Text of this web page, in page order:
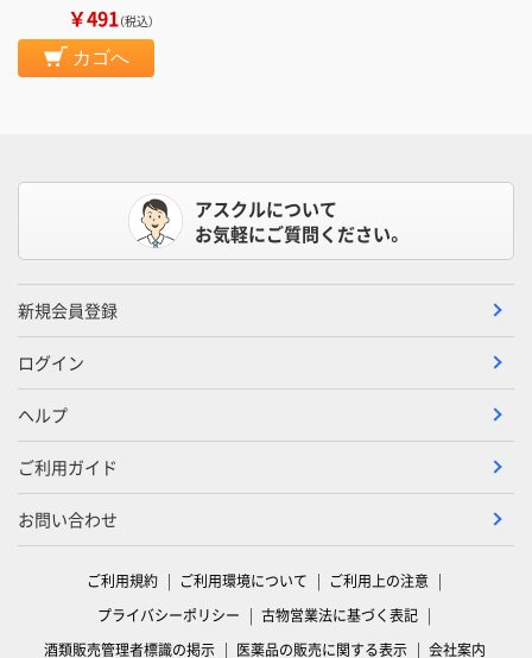
￥491（税込）
カゴへ
アスクルについて
お気軽にご質問ください。
新規会員登録
ログイン
ヘルプ
ご利用ガイド
お問い合わせ
ご利用規約 ご利用環境について
ご利用上の注意
プライバシーポリシー
古物営業法に基づく表記
酒類販売管理者標識の掲示
医薬品の販売に関する表示 会社案内